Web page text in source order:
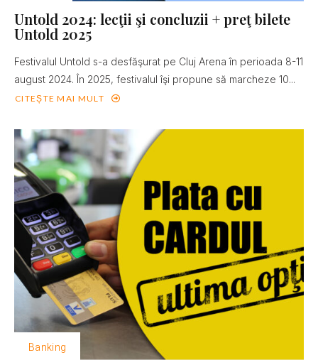
Untold 2024: lecţii şi concluzii + preţ bilete
Untold 2025
Festivalul Untold s-a desfăşurat pe Cluj Arena în perioada 8-11
august 2024. În 2025, festivalul îşi propune să marcheze 10...
CITEȘTE MAI MULT
Banking